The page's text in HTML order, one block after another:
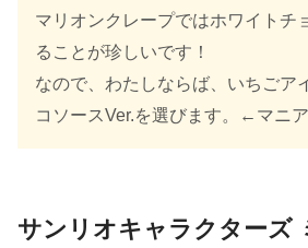
マリオンクレープではホワイトチ
ることが珍しいです！
なので、わたしならば、いちごア
コソースVer.を選びます。←マニ
サンリオキャラクターズ